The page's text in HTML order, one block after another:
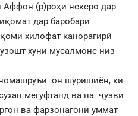
(р)роҳи некеро дар
дар баробари
хилофат канорагирӣ
хуни мусалмоне низ
он шуришиён, ки
мегуфтанд ва на ҷузви
ва фарзонагони уммат